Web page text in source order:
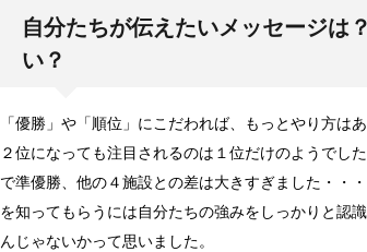
自分たちが伝えたいメッセージは
い？
「優勝」や「順位」にこだわれば、もっとやり方は
２位になっても注目されるのは１位だけのようでし
で準優勝、他の４施設との差は大きすぎました・・
を知ってもらうには自分たちの強みをしっかりと認
んじゃないかって思いました。